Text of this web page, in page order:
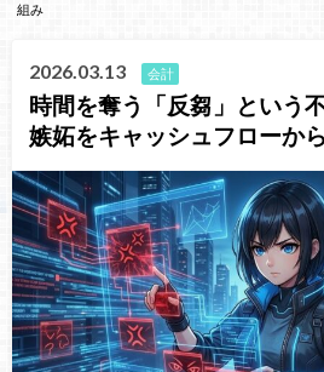
組み
2026.03.13 会計
時間を奪う「反芻」という
嫉妬をキャッシュフローか